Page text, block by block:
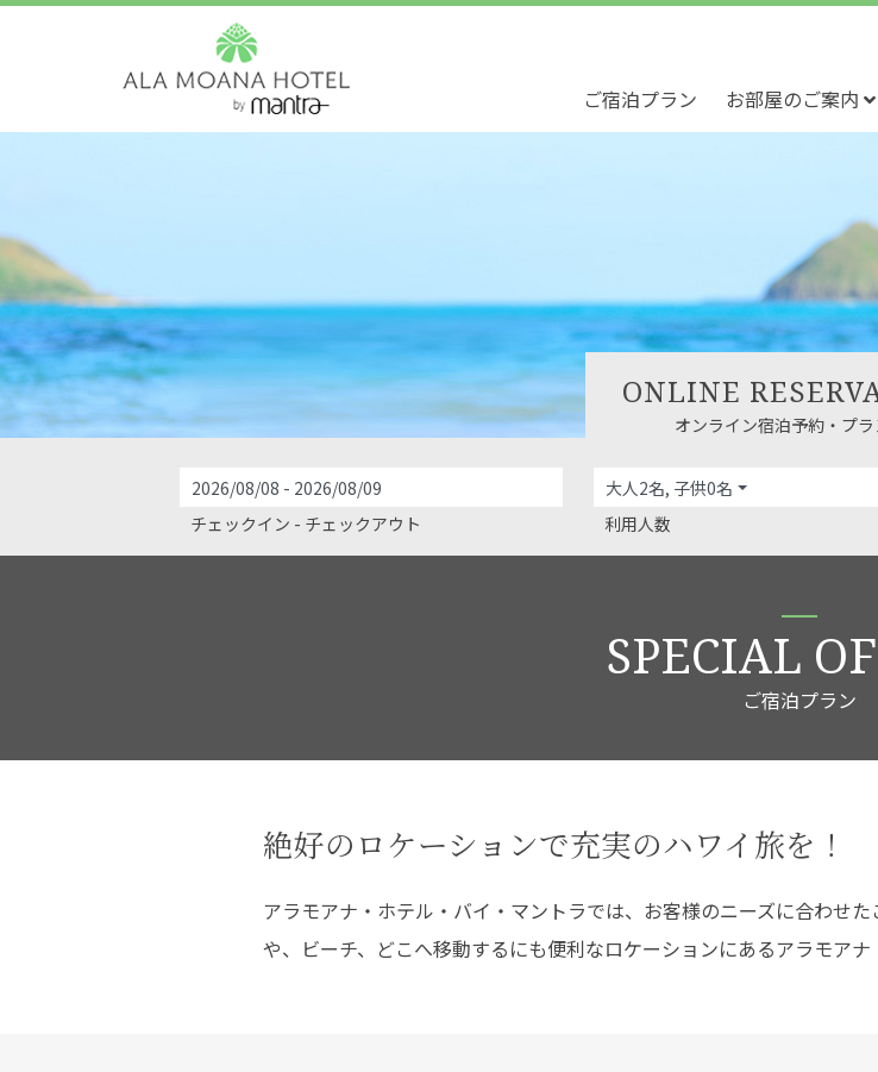
ご宿泊プラン お部屋のご案内
ご宿泊プラン
ONLINE
オンライン宿泊予約・プ
チェックイン - チェックアウト
大人2名, 子供0名
利用人数
SPECIAL
ご宿泊プラン
絶好のロケーションで充実のハワイ旅を！
アラモアナ・ホテル・バイ・マントラでは、お客様のニーズに合わせ
や、ビーチ、どこへ移動するにも便利なロケーションにあるアラモアナ